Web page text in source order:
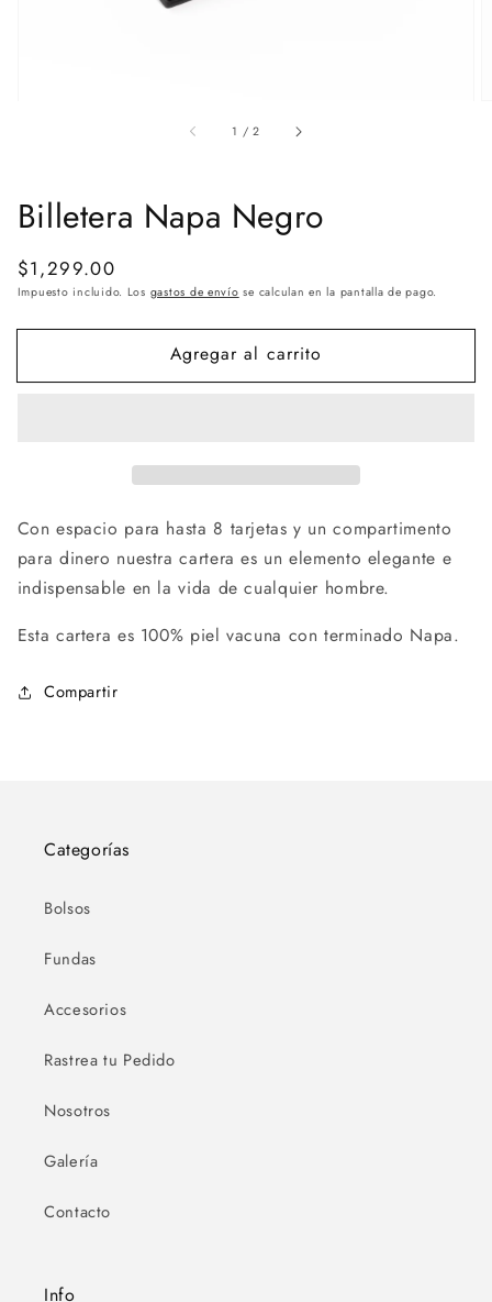
1 /de
2
Billetera Napa Negro
Precio
habitual
$1,299.00
Impuesto incluido. Los gastos de envío se calculan en la pantalla de pago.
Agregar al carrito
Con espacio para hasta 8 tarjetas y un compartimento
para dinero nuestra cartera es un elemento elegante e
indispensable en la vida de cualquier hombre.
Esta cartera es 100% piel vacuna con terminado Napa.
Compartir
Categorías
Bolsos
Fundas
Accesorios
Rastrea tu Pedido
Nosotros
Galería
Contacto
Info